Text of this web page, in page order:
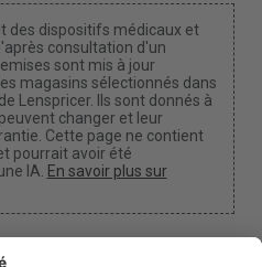
des dispositifs médicaux et
consultation d'un
sont mis à jour
magasins sélectionnés dans
Lenspricer. Ils sont donnés à
changer et leur
Cette page ne contient
pourrait avoir été
IA. En savoir plus sur